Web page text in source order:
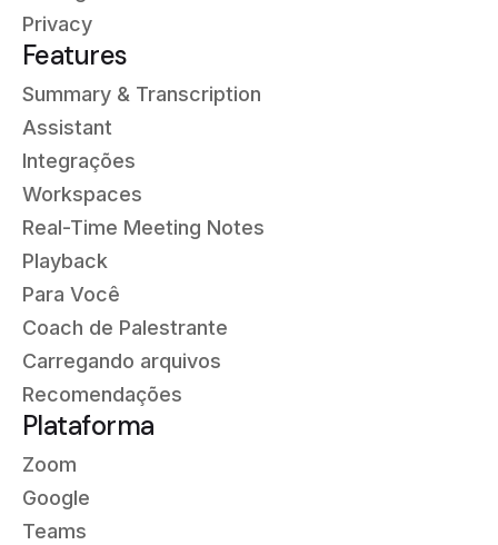
Privacy
Features
Summary & Transcription
Assistant
Integrações
Workspaces
Real-Time Meeting Notes
Playback
Para Você
Coach de Palestrante
Carregando arquivos
Recomendações
Plataforma
Zoom
Google
Teams